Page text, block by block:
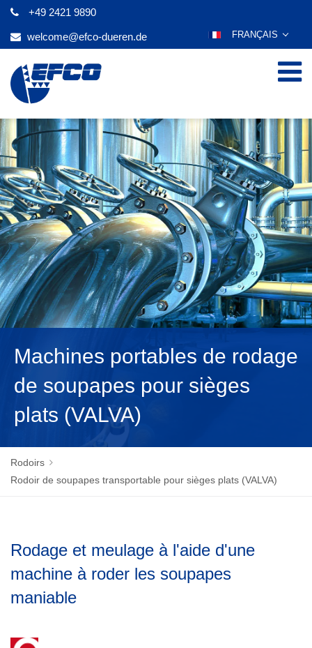
+49 2421 9890
welcome@efco-dueren.de
POLSKI
FRANÇAIS
ITALIANO
عربي
한국어
日本語
ČEŠTINA
PORTUGUÊS
РУССКИЙ
TÜRKÇE
MAGYAR
NEDERLANDS
Machines portables de rodage
de soupapes pour sièges
plats (VALVA)
Rodoirs
Rodoir de soupapes transportable pour sièges plats (VALVA)
Rodage et meulage à l'aide d'une
machine à roder les soupapes
maniable